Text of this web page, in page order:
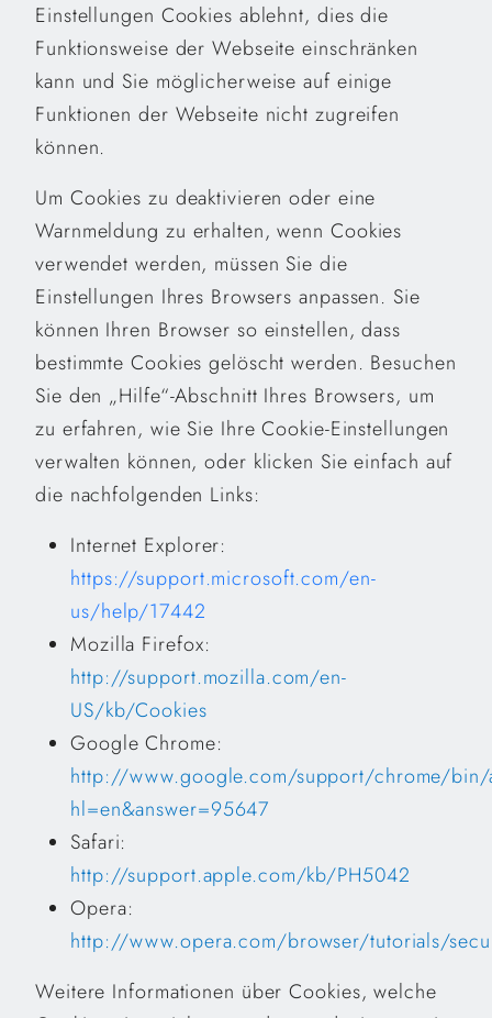
Einstellungen Cookies ablehnt, dies die
Funktionsweise der Webseite einschränken
kann und Sie möglicherweise auf einige
Funktionen der Webseite nicht zugreifen
können.
Um Cookies zu deaktivieren oder eine
Warnmeldung zu erhalten, wenn Cookies
verwendet werden, müssen Sie die
Einstellungen Ihres Browsers anpassen. Sie
können Ihren Browser so einstellen, dass
bestimmte Cookies gelöscht werden. Besuchen
Sie den „Hilfe“-Abschnitt Ihres Browsers, um
zu erfahren, wie Sie Ihre Cookie-Einstellungen
verwalten können, oder klicken Sie einfach auf
die nachfolgenden Links:
Internet Explorer:
https://support.microsoft.com/en-
us/help/17442
Mozilla Firefox:
http://support.mozilla.com/en-
US/kb/Cookies
Google Chrome:
http://www.google.com/support/chrome/bin/
hl=en&answer=95647
Safari:
http://support.apple.com/kb/PH5042
Opera:
http://www.opera.com/browser/tutorials/
Weitere Informationen über Cookies, welche